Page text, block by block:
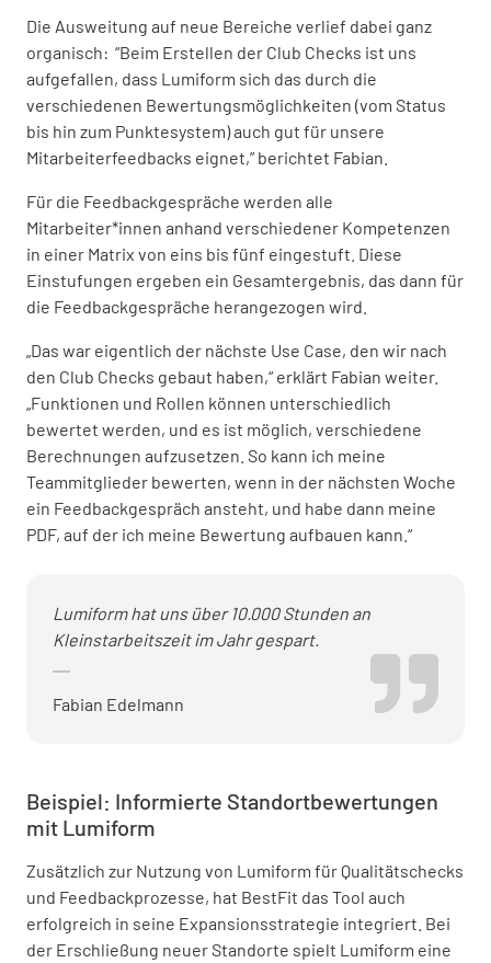
Die Ausweitung auf neue Bereiche verlief dabei ganz
organisch: “Beim Erstellen der Club Checks ist uns
aufgefallen, dass Lumiform sich das durch die
verschiedenen Bewertungsmöglichkeiten (vom Status
bis hin zum Punktesystem) auch gut für unsere
Mitarbeiterfeedbacks eignet,” berichtet Fabian.
Für die Feedbackgespräche werden alle
Mitarbeiter*innen anhand verschiedener Kompetenzen
in einer Matrix von eins bis fünf eingestuft. Diese
Einstufungen ergeben ein Gesamtergebnis, das dann für
die Feedbackgespräche herangezogen wird.
„Das war eigentlich der nächste Use Case, den wir nach
den Club Checks gebaut haben,“ erklärt Fabian weiter.
„Funktionen und Rollen können unterschiedlich
bewertet werden, und es ist möglich, verschiedene
Berechnungen aufzusetzen. So kann ich meine
Teammitglieder bewerten, wenn in der nächsten Woche
ein Feedbackgespräch ansteht, und habe dann meine
PDF, auf der ich meine Bewertung aufbauen kann.“
Lumiform hat uns über 10.000 Stunden an
Kleinstarbeitszeit im Jahr gespart.
Fabian Edelmann
Beispiel: Informierte Standortbewertungen
mit Lumiform
Zusätzlich zur Nutzung von Lumiform für Qualitätschecks
und Feedbackprozesse, hat BestFit das Tool auch
erfolgreich in seine Expansionsstrategie integriert. Bei
der Erschließung neuer Standorte spielt Lumiform eine